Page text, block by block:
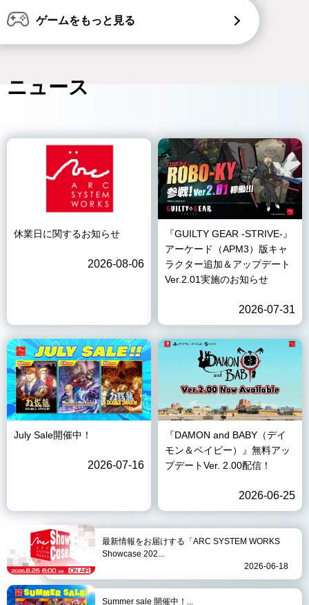
ゲームをもっと見る
ニュース
休業日に関するお知らせ
2026-08-06
『GUILTY GEAR -STRIVE-』
アーケード（APM3）版キャ
ラクター追加＆アップデート
Ver.2.01実施のお知らせ
2026-07-31
July Sale開催中！
2026-07-16
『DAMON and BABY（デイ
モン＆ベイビー）』無料アッ
プデートVer. 2.00配信！
2026-06-25
最新情報をお届けする「ARC SYSTEM WORKS
Showcase 202...
2026-06-18
Summer sale 開催中！...